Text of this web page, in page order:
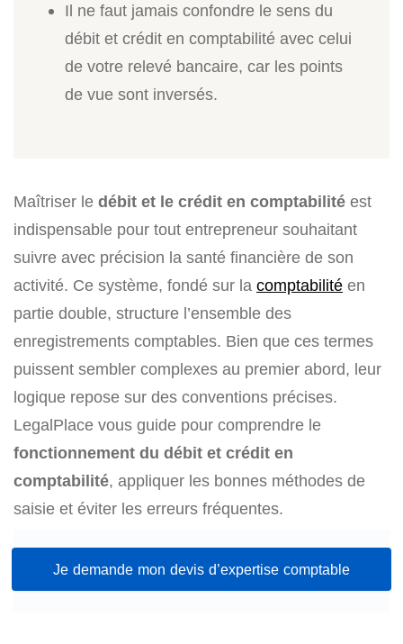
Il ne faut jamais confondre le sens du
débit et crédit en comptabilité avec celui
de votre relevé bancaire, car les points
de vue sont inversés.
Maîtriser le débit et le crédit en comptabilité est
indispensable pour tout entrepreneur souhaitant
suivre avec précision la santé financière de son
activité. Ce système, fondé sur la comptabilité en
partie double, structure l’ensemble des
enregistrements comptables. Bien que ces termes
puissent sembler complexes au premier abord, leur
logique repose sur des conventions précises.
LegalPlace vous guide pour comprendre le
fonctionnement du débit et crédit en
comptabilité, appliquer les bonnes méthodes de
saisie et éviter les erreurs fréquentes.
Je demande mon devis d’expertise comptable